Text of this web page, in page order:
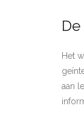
Het
aan